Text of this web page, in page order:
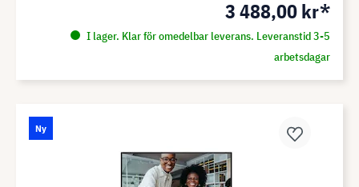
3 488,00 kr*
I lager. Klar för omedelbar leverans. Leveranstid 3-5
arbetsdagar
Ny